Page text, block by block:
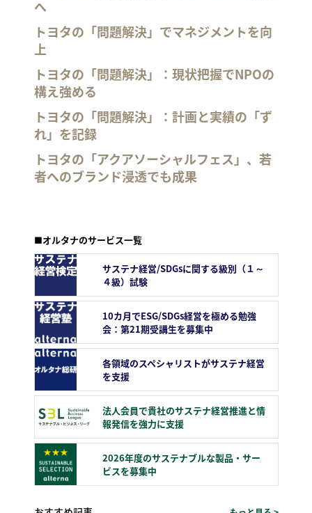
へ
トヨタの「問題解決」でマネジメントを向
上
トヨタの「問題解決」：現状把握でNPOの
構え強める
トヨタの「問題解決」：計画と実績の「ず
れ」を記録
トヨタの「アクアソーシャルフェス」、若
者へのブランド浸透でも成果
■オルタナのサービス一覧
サステナ経営/SDGsに関する級別（１～
４級）試験
10カ月でESG/SDGs経営を極める勉強
会：第21期受講生を募集中
各領域のスペシャリストがサステナ経営
を支援
法人会員で貴社のサステナ経営推進と情
報発信を強力に支援
2026年度のサステナブルな製品・サー
ビスを募集中